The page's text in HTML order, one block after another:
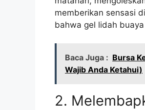
memberikan sensasi
bahwa gel lidah
Baca Juga : Bursa
Wajib Anda Ketahui)
2.